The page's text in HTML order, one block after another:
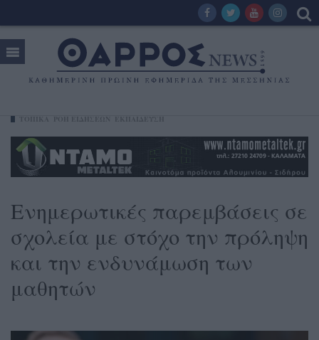
Ενημερωτικές παρεμβάσεις σε
σχολεία με στόχο την πρόληψη
και την ενδυνάμωση των
μαθητών